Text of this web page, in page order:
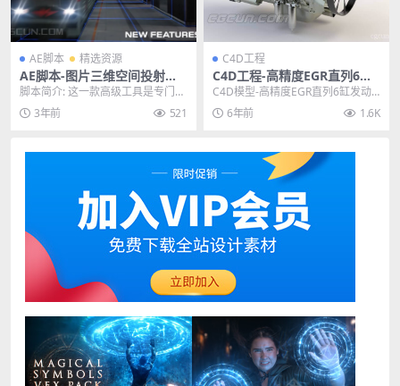
AE脚本 精选资源
AE脚本-图片三维空间投射摄
像机视差动画脚本 Projection
3D v4.02
脚本简介: 这一款高级工具是专门针
对相机投影映射和照片视差动画
的，可广泛应用于A...
3年前 521
C4D工程
C4D工程-高精度EGR直列6缸
发动机C4D工程模型
C4D模型-高精度EGR直列6缸发动
机C4D工程模型 此模型为一款高精
度直列6缸...
6年前 1.6K